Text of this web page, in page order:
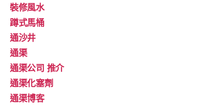
裝修風水
蹲式馬桶
通沙井
通渠
通渠公司 推介
通渠化塞劑
通渠博客